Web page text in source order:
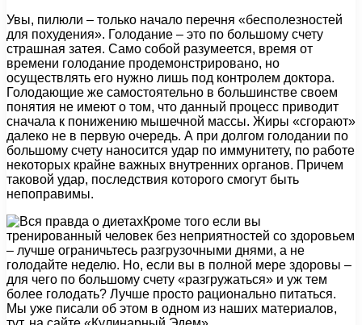
Увы, пилюли – только начало перечня «бесполезностей
для похудения». Голодание – это по большому счету
страшная затея. Само собой разумеется, время от
времени голодание продемонстрировано, но
осуществлять его нужно лишь под контролем доктора.
Голодающие же самостоятельно в большинстве своем
понятия не имеют о том, что данный процесс приводит
сначала к понижению мышечной массы. Жиры «сгорают»
далеко не в первую очередь. А при долгом голодании по
большому счету наносится удар по иммунитету, по работе
некоторых крайне важных внутренних органов. Причем
таковой удар, последствия которого смогут быть
непоправимы.
Кроме того если вы
тренированный человек без неприятностей со здоровьем
– лучше ограничьтесь разгрузочными днями, а не
голодайте неделю. Но, если вы в полной мере здоровы –
для чего по большому счету «разгружаться» и уж тем
более голодать? Лучше просто рационально питаться.
Мы уже писали об этом в одном из наших материалов,